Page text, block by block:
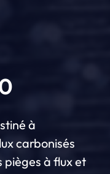
à
carbonisés
pièges à flux et